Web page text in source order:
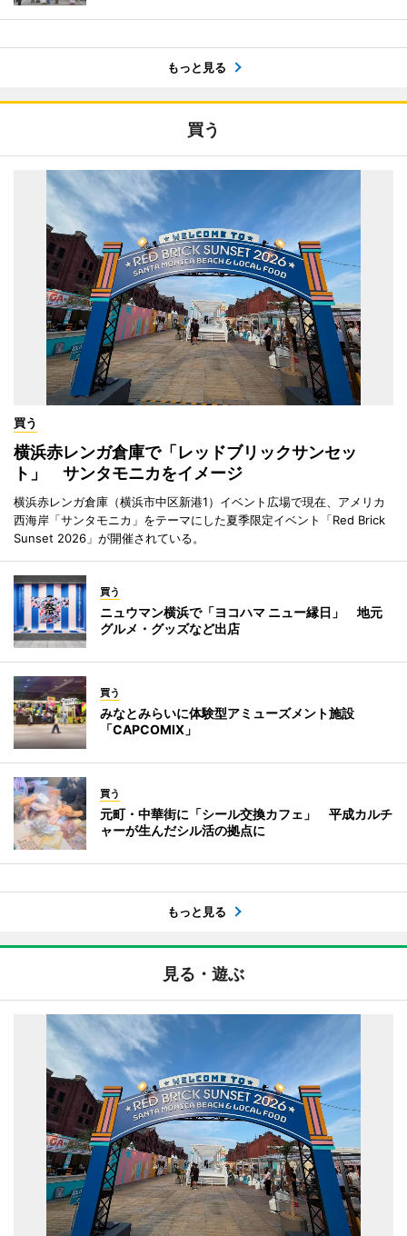
もっと見る
買う
買う
横浜赤レンガ倉庫で「レッドブリックサンセッ
ト」 サンタモニカをイメージ
横浜赤レンガ倉庫（横浜市中区新港1）イベント広場で現在、アメリカ
西海岸「サンタモニカ」をテーマにした夏季限定イベント「Red Brick
Sunset 2026」が開催されている。
買う
ニュウマン横浜で「ヨコハマ ニュー縁日」 地元
グルメ・グッズなど出店
買う
みなとみらいに体験型アミューズメント施設
「CAPCOMIX」
買う
元町・中華街に「シール交換カフェ」 平成カルチ
ャーが生んだシル活の拠点に
もっと見る
見る・遊ぶ